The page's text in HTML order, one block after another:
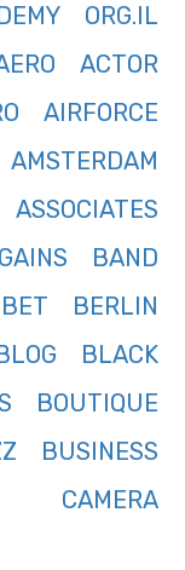
ORG.IL
ACTOR
AIRFORCE
AMSTERDAM
ASSOCIATES
BAND
BERLIN
BET
BLACK
BOUTIQUE
BUSINESS
CAMERA